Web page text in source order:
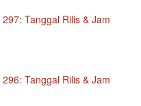
Tanggal Rilis & Jam
Tanggal Rilis & Jam